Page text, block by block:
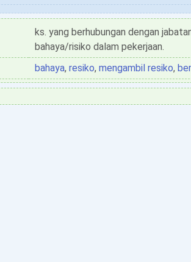
ks. yang berhubungan dengan
bahaya/risiko dalam pekerjaan.
bahaya, resiko, mengambil resiko,